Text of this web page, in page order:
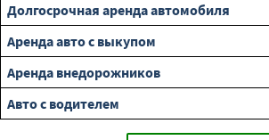
Долгосрочная аренда автомобиля
Аренда авто с выкупом
Аренда внедорожников
Авто с водителем